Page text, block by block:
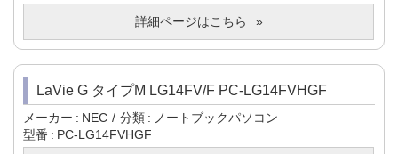
詳細ページはこちら
LaVie G タイプM LG14FV/F PC-LG14FVHGF
メーカー NEC 分類
ノートブックパソコン
型番
PC-LG14FVHGF